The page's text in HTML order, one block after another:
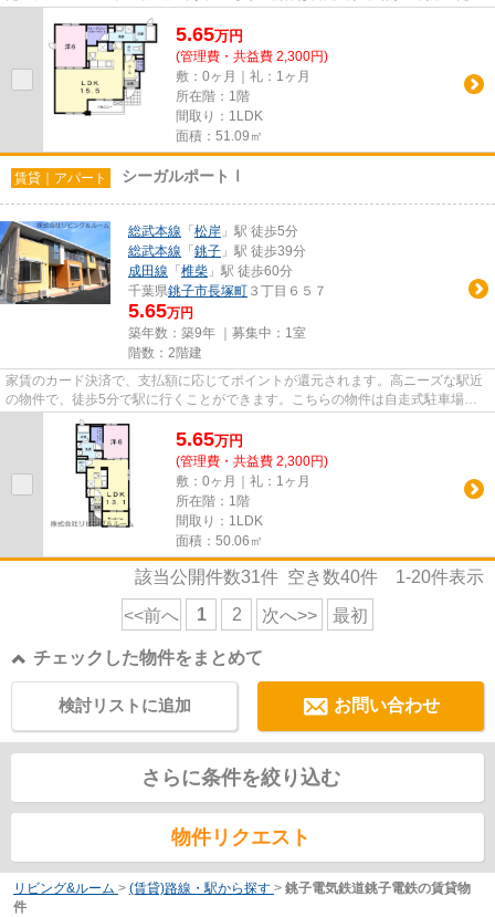
5.65万円
(管理費・共益費 2,300円)
敷：0ヶ月｜礼：1ヶ月
所在階：1階
間取り：1LDK
面積：51.09㎡
賃貸｜アパート シーガルポートⅠ
総武本線 「 松岸 」駅 徒歩5分
総武本線 「 銚子 」駅 徒歩39分
成田線 「 椎柴 」駅 徒歩60分
千葉県銚子市長塚町 ３丁目６５７
5.65万円
築年数：築9年 ｜募集中： 1室
階数：2階建
家賃のカード決済で、支払額に応じてポイントが還元されます。高ニーズな駅近
の物件で、徒歩5分で駅に行くことができます。こちらの物件は自走式駐車場が
ご利用いただけます。陽当たり...
5.65万円
(管理費・共益費 2,300円)
敷：0ヶ月｜礼：1ヶ月
所在階：1階
間取り：1LDK
面積：50.06㎡
該当公開件数31件 空き数40件 1-20件表示
<<前へ 1 2 次へ>> 最初
チェックした物件をまとめて
お問い合わせ
検討リストに追加
さらに条件を絞り込む
物件リクエスト
リビング&ルーム > (賃貸)路線・駅から探す > 銚子電気鉄道銚子電鉄の賃貸物
件